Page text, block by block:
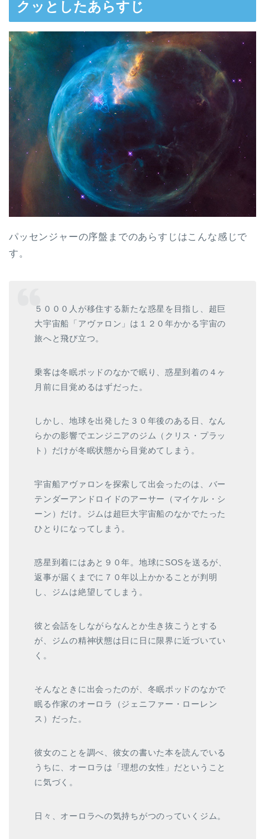
クッとしたあらすじ
パッセンジャーの序盤までのあらすじはこんな感じで
す。
５０００人が移住する新たな惑星を目指し、超巨
大宇宙船「アヴァロン」は１２０年かかる宇宙の
旅へと飛び立つ。
乗客は冬眠ポッドのなかで眠り、惑星到着の４ヶ
月前に目覚めるはずだった。
しかし、地球を出発した３０年後のある日、なん
らかの影響でエンジニアのジム（クリス・プラッ
ト）だけが冬眠状態から目覚めてしまう。
宇宙船アヴァロンを探索して出会ったのは、バー
テンダーアンドロイドのアーサー（マイケル・シ
ーン）だけ。ジムは超巨大宇宙船のなかでたった
ひとりになってしまう。
惑星到着にはあと９０年。地球にSOSを送るが、
返事が届くまでに７０年以上かかることが判明
し、ジムは絶望してしまう。
彼と会話をしながらなんとか生き抜こうとする
が、ジムの精神状態は日に日に限界に近づいてい
く。
そんなときに出会ったのが、冬眠ポッドのなかで
眠る作家のオーロラ（ジェニファー・ローレン
ス）だった。
彼女のことを調べ、彼女の書いた本を読んでいる
うちに、オーロラは「理想の女性」だということ
に気づく。
日々、オーロラへの気持ちがつのっていくジム。